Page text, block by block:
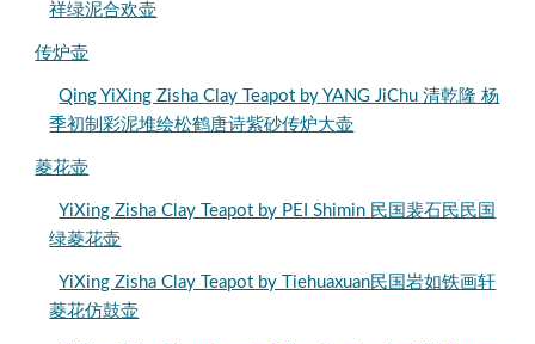
祥绿泥合欢壶
传炉壶
Qing YiXing Zisha Clay Teapot by YANG JiChu 清乾隆 杨
季初制彩泥堆绘松鹤唐诗紫砂传炉大壶
菱花壶
YiXing Zisha Clay Teapot by PEI Shimin 民国裴石民民国
绿菱花壶
YiXing Zisha Clay Teapot by Tiehuaxuan民国岩如铁画轩
菱花仿鼓壶